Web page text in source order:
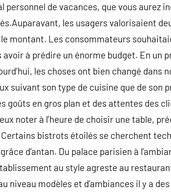
personnel de vacances, que vous aurez
les usagers valorisaient
montant. Les consommateurs
avoir à prédire un énorme budget. En un
les choses ont bien changé
suivant son type de cuisine que de son
goûts en gros plan et des attentes des
noter à l’heure de choisir une table,
bistrots étoilés se cherchent
d’antan. Du palace parisien à
au style agreste au
niveau modèles et d’ambiances il y a